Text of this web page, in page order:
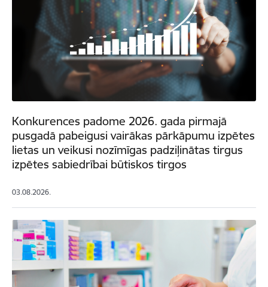
Konkurences padome 2026. gada pirmajā
pusgadā pabeigusi vairākas pārkāpumu izpētes
lietas un veikusi nozīmīgas padziļinātas tirgus
izpētes sabiedrībai būtiskos tirgos
03.08.2026.